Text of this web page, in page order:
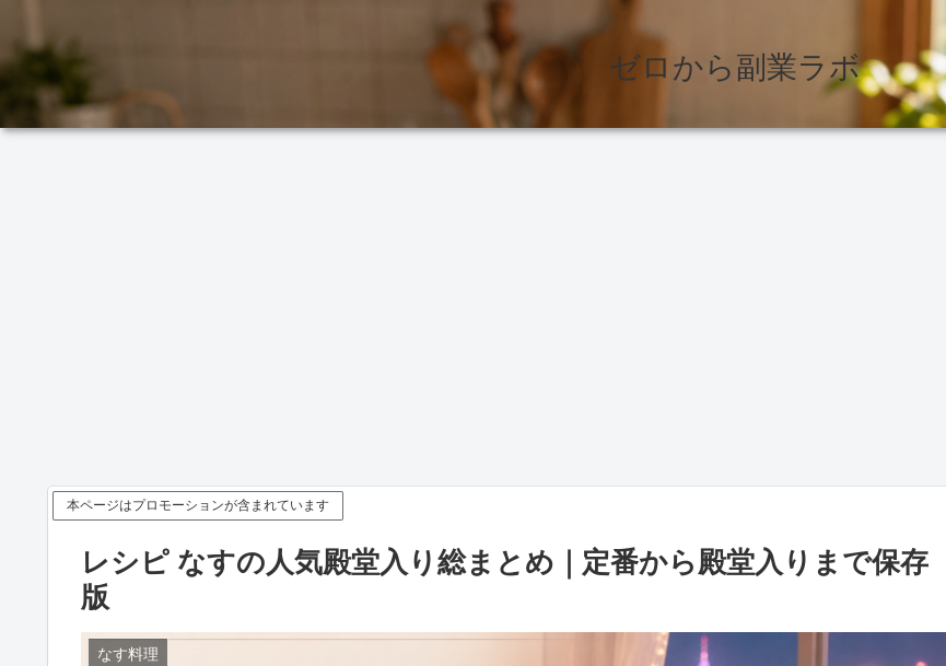
ゼロから副業ラボ
本ページはプロモーションが含まれています
レシピ なすの人気殿堂入り総まとめ｜定番から殿堂入りまで保存
版
なす料理